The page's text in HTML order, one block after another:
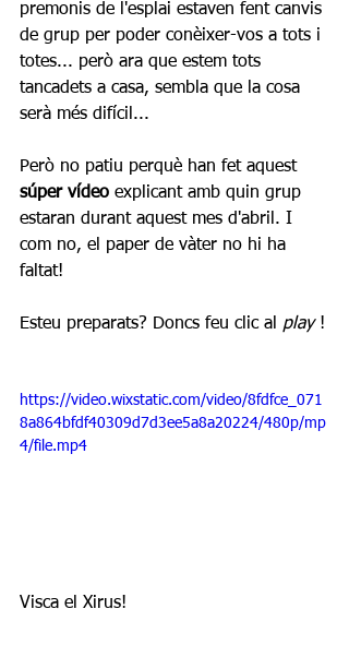
premonis de l'esplai estaven fent canvis
de grup per poder conèixer-vos a tots i
totes... però ara que estem tots
tancadets a casa, sembla que la cosa
serà més difícil...
Però no patiu perquè han fet aquest
súper vídeo explicant amb quin grup
estaran durant aquest mes d'abril. I
com no, el paper de vàter no hi ha
faltat!
Esteu preparats? Doncs feu clic al play !
https://video.wixstatic.com/video/8fdfce_071
8a864bfdf40309d7d3ee5a8a20224/480p/mp
4/file.mp4
Visca el Xirus!